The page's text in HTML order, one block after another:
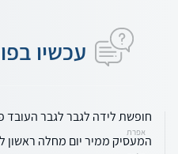
עכשיו
חופשת לידה לגבר לגבר
אפרת
המעסיק ממיר יום מחלה ראשון